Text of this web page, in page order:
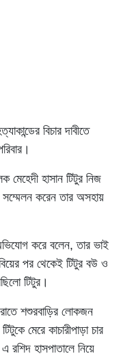
বিচার দাবীতে
মেহেদী হাসান টিটুর নিজ
সম্মেলন করেন তার অসহায়
করে বলেন, তার ভাই
পর থেকেই টিটুর বউ ও
টিটুর।
শশুরবাড়ির লোকজন
মেরে কাচারীপাড়া চার
রশিদ হাসপাতালে নিয়ে